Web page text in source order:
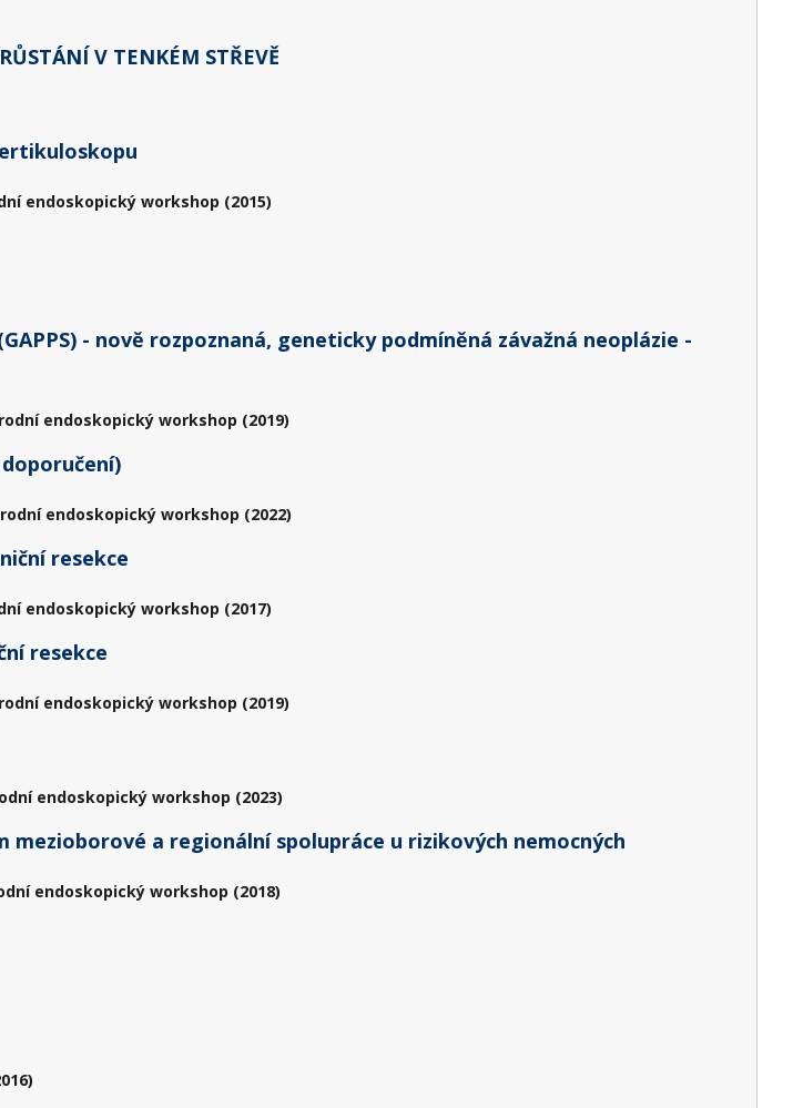
V TENKÉM STŘEVĚ
endoskopický workshop (2015)
- nově rozpoznaná, geneticky podmíněná závažná neoplázie -
endoskopický workshop (2019)
endoskopický workshop (2022)
resekce
endoskopický workshop (2017)
resekce
endoskopický workshop (2019)
endoskopický workshop (2023)
a regionální spolupráce u rizikových nemocných
endoskopický workshop (2018)